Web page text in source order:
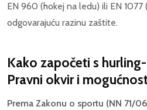
EN 960 (hokej na ledu) ili EN
odgovarajuću razinu zaštite.
Kako započeti s
Pravni okvir i
Prema Zakonu o sportu (NN 71/